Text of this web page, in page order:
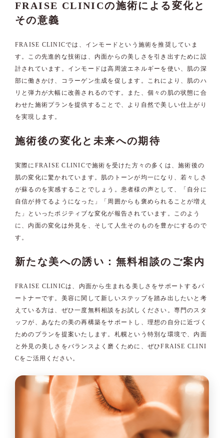
FRAISE CLINICの施術による変化と
その意義
FRAISE CLINICでは、インモードという施術を推奨していま
す。この先進的な技術は、内面からの美しさを引き出すために設
計されています。インモードは高周波エネルギーを使い、肌の深
部に働きかけ、コラーゲン生成を促します。これにより、肌のハ
リと弾力が大幅に改善されるのです。また、個々の肌の状態に合
わせた施術プランを提供することで、より自然で美しい仕上がり
を実現します。
施術後の変化と未来への期待
実際にFRAISE CLINICで施術を受けた方々の多くは、施術後の
肌の変化に驚かれています。肌のトーンが均一になり、若々しさ
が蘇るのを実感することでしょう。患者様の声として、「自分に
自信が持てるようになった」「周囲からも褒められることが増え
た」といったポジティブな変化が報告されています。このよう
に、内面の変化は外見を、そして人生そのものを豊かにするので
す。
新たな美への誘い：無料相談のご案内
FRAISE CLINICは、内面から生まれる美しさをサポートするパ
ートナーです。美容に関して新しいステップを踏み出したいと考
えている方は、ぜひ一度無料相談をお試しください。専門のスタ
ッフが、あなたの美の再構築をサポートし、理想の自分に近づく
ためのプランを提案いたします。札幌という特別な環境で、内面
と外見の美しさをバランスよく磨くために、ぜひFRAISE CLINI
Cをご活用ください。